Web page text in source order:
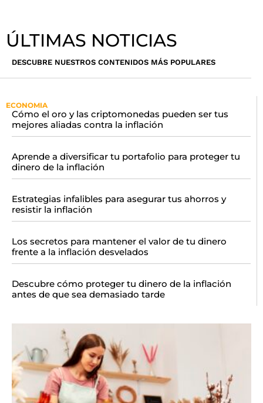
ÚLTIMAS NOTICIAS
DESCUBRE NUESTROS CONTENIDOS MÁS POPULARES
ECONOMIA
Cómo el oro y las criptomonedas pueden ser tus
mejores aliadas contra la inflación
Aprende a diversificar tu portafolio para proteger tu
dinero de la inflación
Estrategias infalibles para asegurar tus ahorros y
resistir la inflación
Los secretos para mantener el valor de tu dinero
frente a la inflación desvelados
Descubre cómo proteger tu dinero de la inflación
antes de que sea demasiado tarde